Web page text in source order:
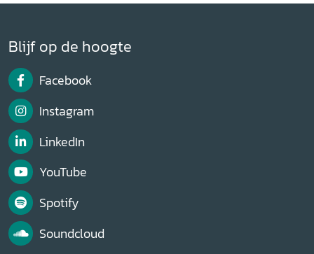
Blijf op de hoogte
Facebook
Instagram
LinkedIn
YouTube
Spotify
Soundcloud